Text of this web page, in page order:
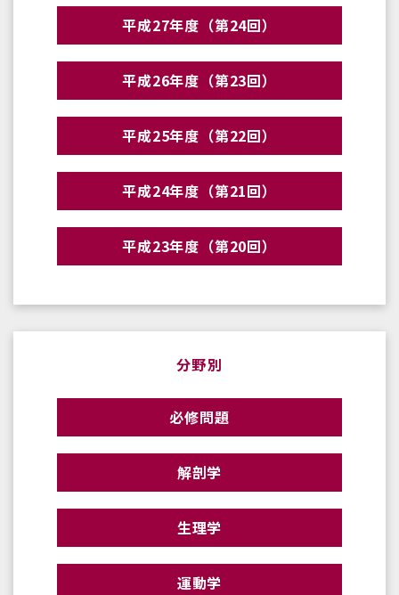
平成27年度（第24回）
平成26年度（第23回）
平成25年度（第22回）
平成24年度（第21回）
平成23年度（第20回）
分野別
必修問題
解剖学
生理学
運動学